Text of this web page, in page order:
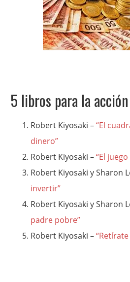
5 libros para la acción
Robert Kiyosaki –“El
dinero”
Robert Kiyosaki –“El
Robert Kiyosaki y Sharon
invertir”
Robert Kiyosaki y Sharon
padre pobre”
Robert Kiyosaki –